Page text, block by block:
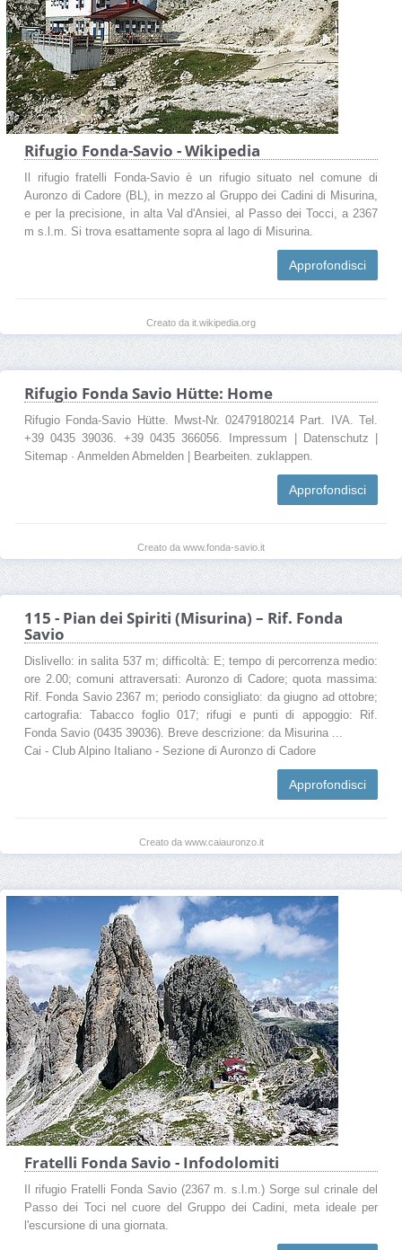
Rifugio Fonda-Savio - Wikipedia
Il rifugio fratelli Fonda-Savio è un rifugio situato nel comune di
Auronzo di Cadore (BL), in mezzo al Gruppo dei Cadini di Misurina,
e per la precisione, in alta Val d'Ansiei, al Passo dei Tocci, a 2367
m s.l.m. Si trova esattamente sopra al lago di Misurina.
Approfondisci
Creato da it.wikipedia.org
Rifugio Fonda Savio Hütte: Home
Rifugio Fonda-Savio Hütte. Mwst-Nr. 02479180214 Part. IVA. Tel.
+39 0435 39036. +39 0435 366056. Impressum | Datenschutz |
Sitemap · Anmelden Abmelden | Bearbeiten. zuklappen.
Approfondisci
Creato da www.fonda-savio.it
115 - Pian dei Spiriti (Misurina) – Rif. Fonda
Savio
Dislivello: in salita 537 m; difficoltà: E; tempo di percorrenza medio:
ore 2.00; comuni attraversati: Auronzo di Cadore; quota massima:
Rif. Fonda Savio 2367 m; periodo consigliato: da giugno ad ottobre;
cartografia: Tabacco foglio 017; rifugi e punti di appoggio: Rif.
Fonda Savio (0435 39036). Breve descrizione: da Misurina ...
Cai - Club Alpino Italiano - Sezione di Auronzo di Cadore
Approfondisci
Creato da www.caiauronzo.it
Fratelli Fonda Savio - Infodolomiti
Il rifugio Fratelli Fonda Savio (2367 m. s.l.m.) Sorge sul crinale del
Passo dei Toci nel cuore del Gruppo dei Cadini, meta ideale per
l'escursione di una giornata.